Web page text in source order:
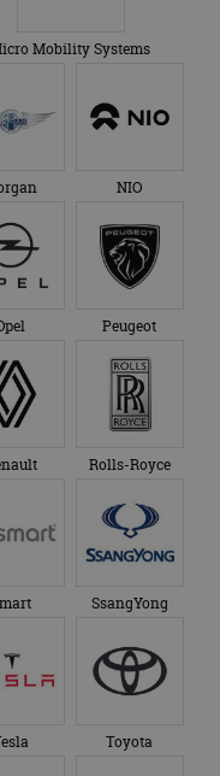
Mobility Systems
NIO
Peugeot
Rolls-Royce
SsangYong
Toyota